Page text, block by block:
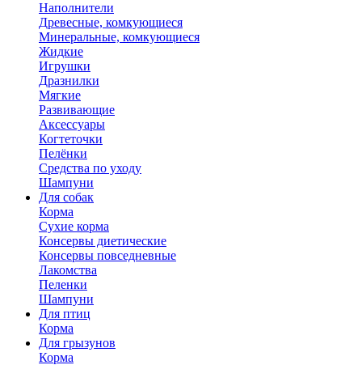
Наполнители
Древесные, комкующиеся
Минеральные, комкующиеся
Жидкие
Игрушки
Дразнилки
Мягкие
Развивающие
Аксессуары
Когтеточки
Пелёнки
Средства по уходу
Шампуни
Для собак
Корма
Сухие корма
Консервы диетические
Консервы повседневные
Лакомства
Пеленки
Шампуни
Для птиц
Корма
Для грызунов
Корма